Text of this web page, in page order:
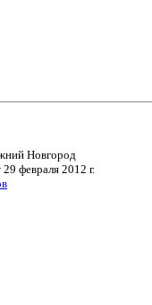
Новгород
февраля 2012 г.